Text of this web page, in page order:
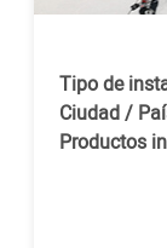
Tipo de
Ciudad /
Productos